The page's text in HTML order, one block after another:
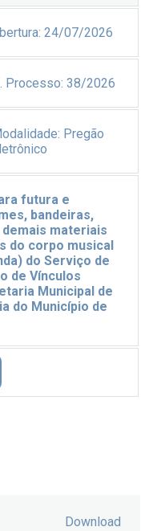
24/07/2026
Processo: 38/2026
Pregão
futura e
bandeiras,
materiais
do corpo musical
do Serviço de
de Vínculos
Municipal de
do Município de
Download